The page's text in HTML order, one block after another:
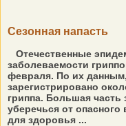
Сезонная напасть
Отечественные
заболеваемости
февраля. По их
зарегистрировано
гриппа. Большая часть
уберечься от
для здоровья ...